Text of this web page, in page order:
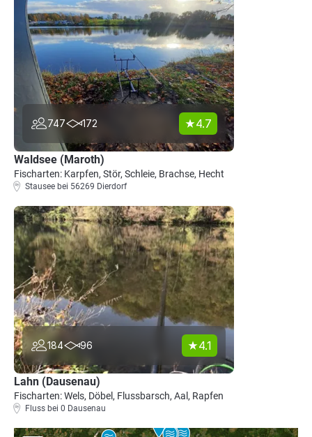
747 172 4.7
Waldsee (Maroth)
Fischarten: Karpfen, Stör, Schleie, Brachse, Hecht
Stausee bei 56269 Dierdorf
184 96 4.1
Lahn (Dausenau)
Fischarten: Wels, Döbel, Flussbarsch, Aal, Rapfen
Fluss bei 0 Dausenau